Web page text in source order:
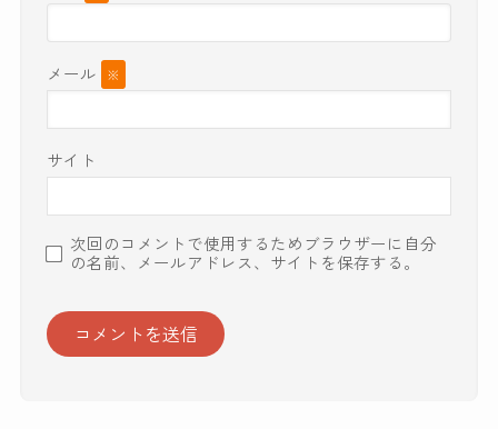
メール ※
サイト
次回のコメントで使用するためブラウザーに自分
の名前、メールアドレス、サイトを保存する。